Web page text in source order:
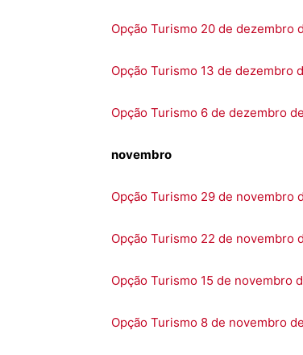
Opção Turismo 20 de dezembro
Opção Turismo 13 de dezembro
Opção Turismo 6 de dezembro
novembro
Opção Turismo 29 de novembro
Opção Turismo 22 de novembro
Opção Turismo 15 de novembro
Opção Turismo 8 de novembro